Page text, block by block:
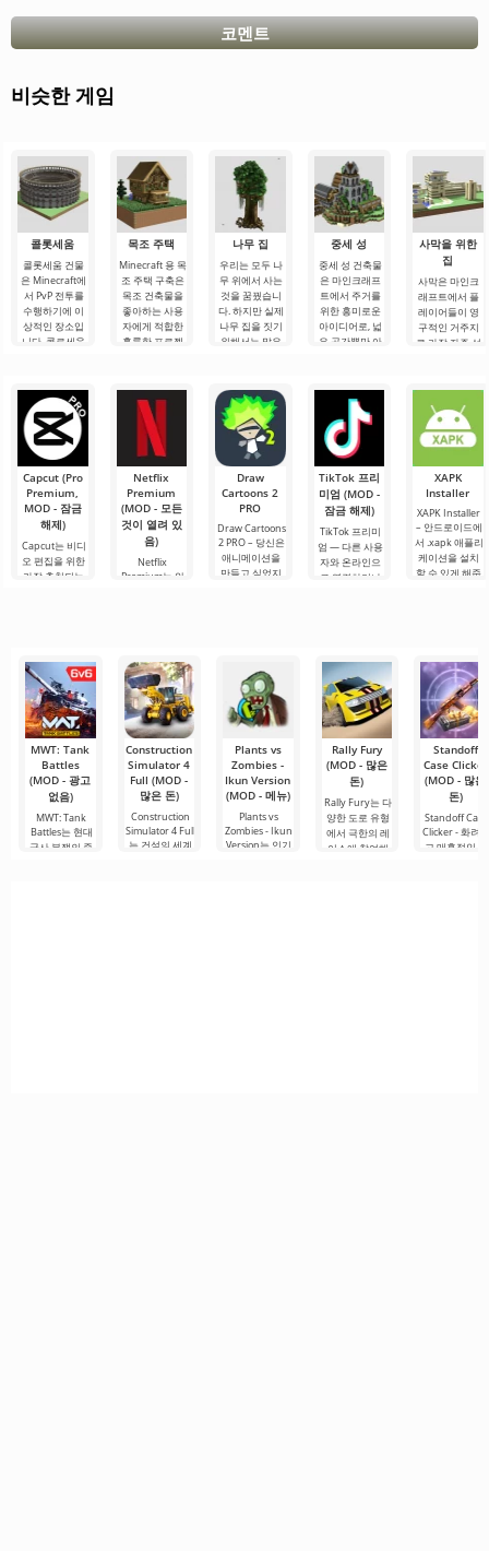
코멘트
비슷한 게임
콜롯세움
콜롯세움 건물
은 Minecraft에
서 PvP 전투를
수행하기에 이
상적인 장소입
니다. 콜로세움
대한 돌 경기장
입니다. 중앙에
는...
목조 주택
Minecraft 용 목
조 주택 구축은
목조 건축물을
좋아하는 사용
자에게 적합한
훌륭한 프로젝
때문에 집을 만
드는 것은 파이
처럼 쉬울 것입
니다.
나무 집
우리는 모두 나
무 위에서 사는
것을 꿈꿨습니
다. 하지만 실제
나무 집을 짓기
위해서는 많은
Minecraft 세계
에서는 이것이.
중세 성
중세 성 건축물
은 마인크래프
트에서 주거를
위한 흥미로운
아이디어로, 넓
은 공간뿐만 아
고 있습니다. 이
러한 구조물은
산악.
사막을 위한
집
사막은 마인크
래프트에서 플
레이어들이 영
구적인 거주지
로 가장 자주 선
하지만 이 위치
를 선택했다면,
플레이어들은
항상.
Capcut (Pro
Premium,
MOD - 잠금
해제)
Capcut는 비디
오 편집을 위한
가장 추천되는
장합니다. 많은
사용자에게 무
료 버전은 모든
편집 요구를
Netflix
Premium
(MOD - 모든
것이 열려 있
음)
Netflix
Premium는 안
있는 서비스 중
하나입니다. 이
곳에는 최신 미
디어 제품뿐만
아니라
Draw
Cartoons 2
PRO
Draw Cartoons
2 PRO – 당신은
애니메이션을
만들고 싶었지
다. 복잡한
TikTok 프리
미엄 (MOD -
잠금 해제)
TikTok 프리미
엄 — 다른 사용
자와 온라인으
로 연결하거나
루를 시작하거
나 힘든 하루를.
XAPK
Installer
XAPK Installer
– 안드로이드에
서 .xapk 애플리
케이션을 설치
할 수 있게 해줍
시작할 수
MWT: Tank
Battles
(MOD - 광고
없음)
MWT: Tank
Battles는 현대
군사 분쟁의 중
Construction
Simulator 4
Full (MOD -
많은 돈)
Construction
Simulator 4 Full
는 건설의 세계
Plants vs
Zombies -
Ikun Version
(MOD - 메뉴)
Plants vs
Zombies - Ikun
Version는 인기
Rally Fury
(MOD - 많은
돈)
Rally Fury는 다
양한 도로 유형
에서 극한의 레
이스에 참여해
Standoff
Case Clicker
(MOD - 많은
돈)
Standoff Case
Clicker - 화려
고 매혹적인 안